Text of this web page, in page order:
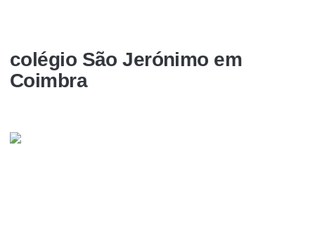
colégio São Jerónimo em
Coimbra